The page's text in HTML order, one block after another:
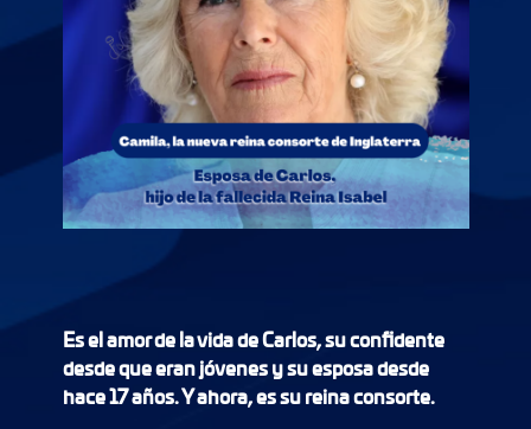
Es el amor de la vida de Carlos, su confidente
desde que eran jóvenes y su esposa desde
hace 17 años. Y ahora, es su reina consorte.